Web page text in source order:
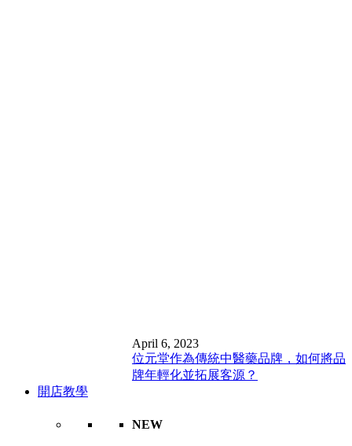
April 6, 2023
位元堂作為傳統中醫藥品牌，如何將品
牌年輕化並拓展客源？
開店教學
NEW